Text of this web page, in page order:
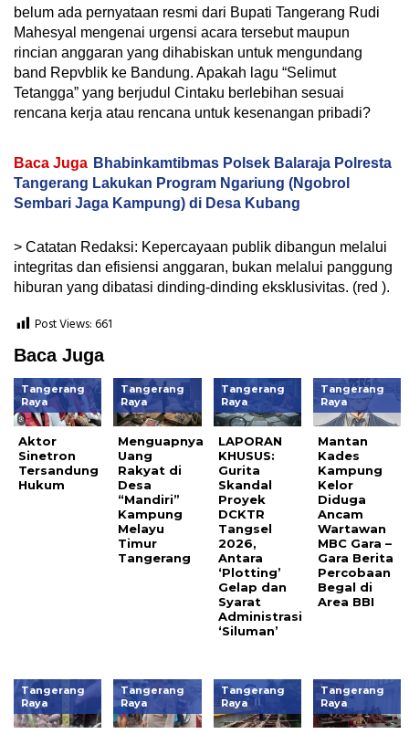
belum ada pernyataan resmi dari Bupati Tangerang Rudi
Mahesyal mengenai urgensi acara tersebut maupun
rincian anggaran yang dihabiskan untuk mengundang
band Repvblik ke Bandung. Apakah lagu “Selimut
Tetangga” yang berjudul Cintaku berlebihan sesuai
rencana kerja atau rencana untuk kesenangan pribadi?
Baca Juga Bhabinkamtibmas Polsek Balaraja Polresta
Tangerang Lakukan Program Ngariung (Ngobrol
Sembari Jaga Kampung) di Desa Kubang
> Catatan Redaksi: Kepercayaan publik dibangun melalui
integritas dan efisiensi anggaran, bukan melalui panggung
hiburan yang dibatasi dinding-dinding eksklusivitas. (red ).
Post Views:661
Baca Juga
Tangerang
Raya
Aktor
Sinetron
Tersandung
Hukum
Tangerang
Raya
Menguapnya
Uang
Rakyat di
Desa
“Mandiri”
Kampung
Melayu
Timur
Tangerang
Tangerang
Raya
LAPORAN
KHUSUS:
Gurita
Skandal
Proyek
DCKTR
Tangsel
2026,
Antara
‘Plotting’
Gelap dan
Syarat
Administrasi
‘Siluman’
Tangerang
Raya
Mantan
Kades
Kampung
Kelor
Diduga
Ancam
Wartawan
MBC Gara –
Gara Berita
Percobaan
Begal di
Area BBI
Tangerang
Raya
Tangerang
Raya
Tangerang
Raya
Tangerang
Raya